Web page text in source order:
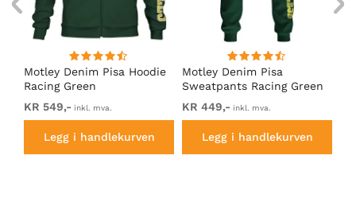
Motley Denim Pisa Hoodie
Racing Green
KR 549,- inkl. mva.
Legg i handlekurven
Motley Denim Pisa
Sweatpants Racing Green
KR 449,- inkl. mva.
Legg i handlekurven